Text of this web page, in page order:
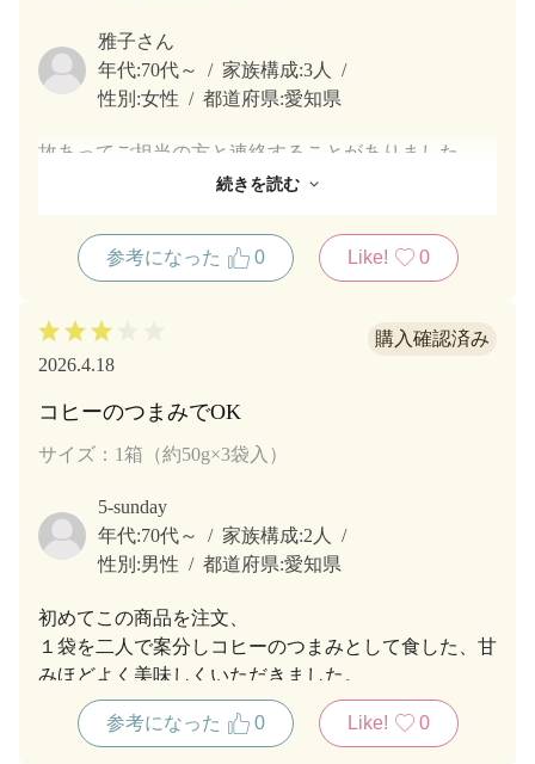
雅子さん
年代:70代～ 家族構成:3人
性別:女性 都道府県:愛知県
故あってご担当の方と連絡することがありました。
電話対応、メール対応いずれも親切丁寧で大満足で
会社の方針が徹底されているだけでなく、働く環境が
整っているからと感じています。
か、いずれかに相違ありません。
続きを読む
参考になった 0 Like! 0
2026.4.18
コヒーのつまみでOK
サイズ：1箱（約50g×3袋入）
5-sunday
年代:70代～ 家族構成:2人
性別:男性 都道府県:愛知県
初めてこの商品を注文、
１袋を二人で案分しコヒーのつまみとして食した、甘
みほどよく美味しくいただきました。
価格がもう少し低ければ申し分なし。
参考になった
0 Like! 0